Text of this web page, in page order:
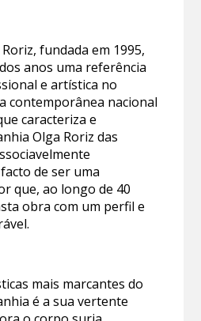
fundada em 1995,
anos uma referência
e artística no
contemporânea nacional
caracteriza e
Olga Roriz das
de ser uma
que, ao longo de 40
obra com um perfil e
mais marcantes do
é a sua vertente